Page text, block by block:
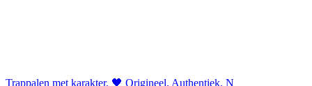
Trappalen met karakter. 🖤 Origineel. Authentiek. N